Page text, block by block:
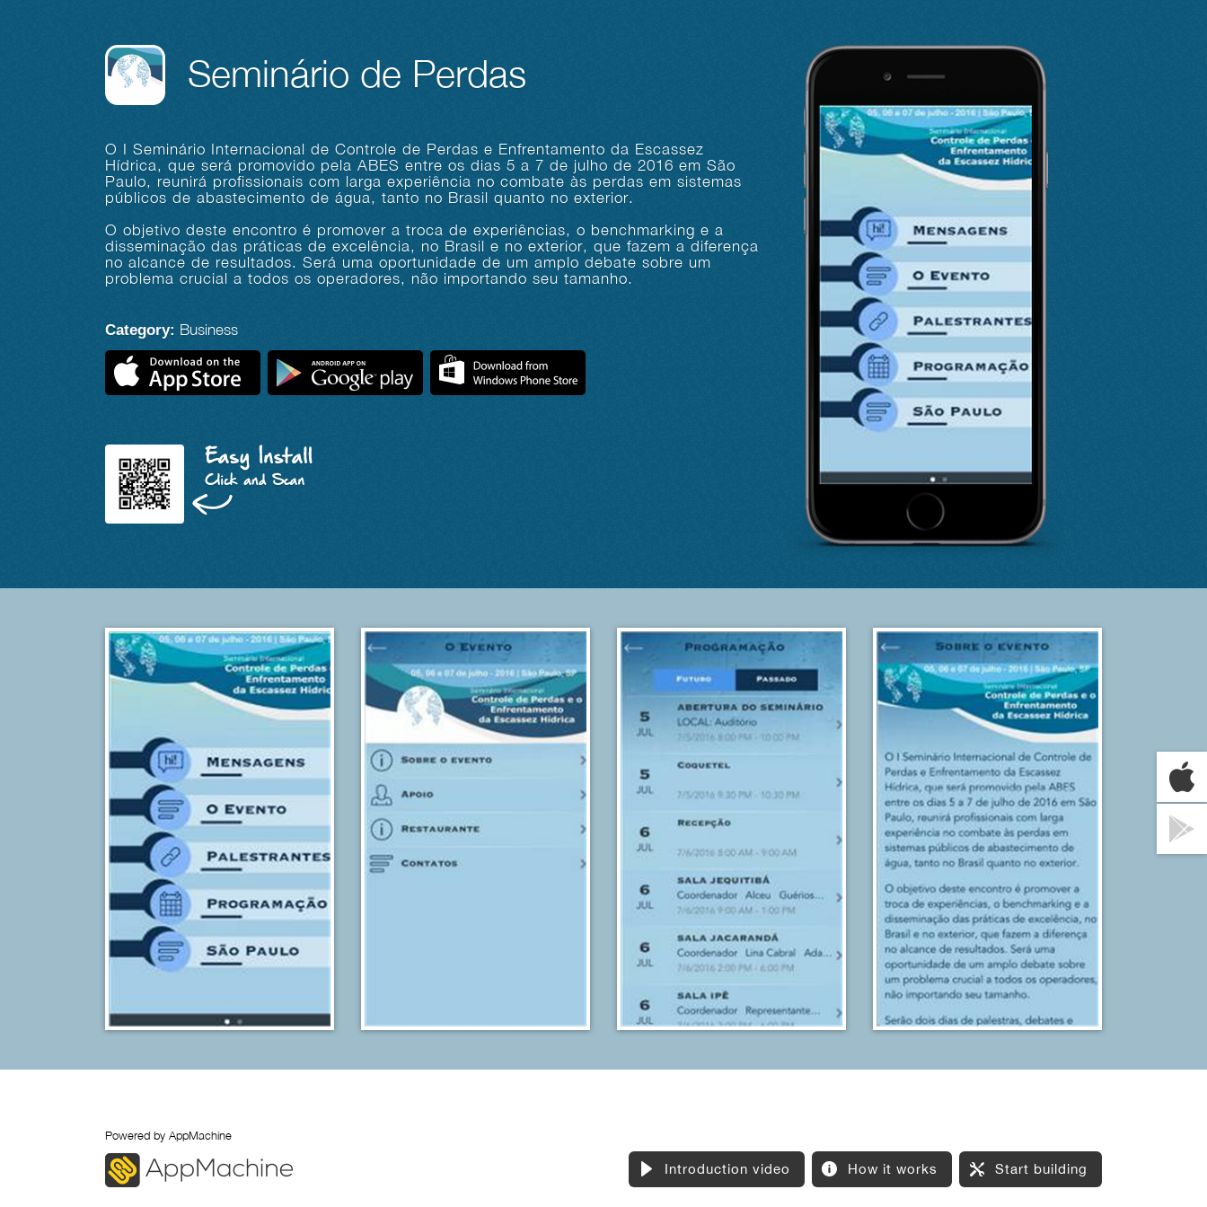
Seminário de Perdas
O I Seminário Internacional de Controle de Perdas e Enfrentamento da Escassez
Hídrica, que será promovido pela ABES entre os dias 5 a 7 de julho de 2016 em São
Paulo, reunirá profissionais com larga experiência no combate às perdas em sistemas
públicos de abastecimento de água, tanto no Brasil quanto no exterior.
O objetivo deste encontro é promover a troca de experiências, o benchmarking e a
disseminação das práticas de excelência, no Brasil e no exterior, que fazem a diferença
no alcance de resultados. Será uma oportunidade de um amplo debate sobre um
problema crucial a todos os operadores, não importando seu tamanho.
Category: Business
Powered by AppMachine
Introduction video How it works Start building